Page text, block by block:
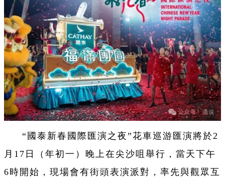
“國泰新春國際匯演之夜”花車巡游匯演將於2
月17日（年初一）晚上在尖沙咀舉行，當天下午
6時開始，現場會有街頭表演派對，率先與觀眾互